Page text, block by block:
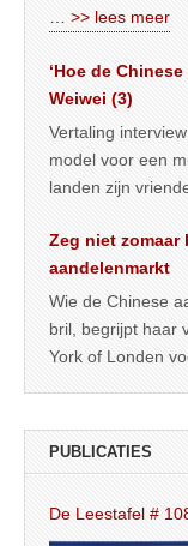
… >> lees meer
‘Hoe de
Weiwei (3)
Vertaling
model voor een
landen zijn
Zeg niet zomaar
aandelenmarkt
Wie de Chinese
bril, begrijpt haar
York of Londen
PUBLICATIES